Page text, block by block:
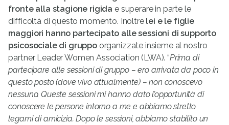
fronte alla stagione rigida e superare in parte le
difficoltà di questo momento. Inoltre lei e le figlie
maggiori hanno partecipato alle sessioni di supporto
psicosociale di gruppo organizzate insieme al nostro
partner Leader Women Association (LWA). “Prima di
partecipare alle sessioni di gruppo – ero arrivata da poco in
questo posto (dove vivo attualmente) – non conoscevo
nessuno. Queste sessioni mi hanno dato l’opportunità di
conoscere le persone intorno a me e abbiamo stretto
legami di amicizia. Dopo le sessioni, abbiamo stabilito un